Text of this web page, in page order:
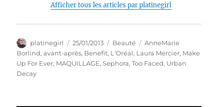
Afficher tous les articles par platinegirl
Auteur
platinegirl
Publié
le
25/01/2013 Catégories
Beauté Étiquettes
AnneMarie
Borlind,avant-après, Benefit, L'Oréal, Laura Mercier, Make
Up For Ever, MAQUILLAGE,Sephora,Too Faced, Urban
Decay